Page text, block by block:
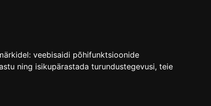
veebisaidi põhifunktsioonide
ning isikupärastada turundustegevusi, teie